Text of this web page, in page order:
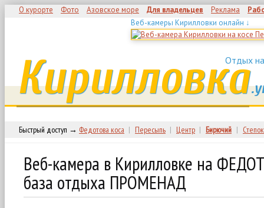
О курорте Фото Азовское море Для владельцев Реклама
Веб-камеры Кирилловки онлайн ↓
Отдых
Кирилловка
Быстрый доступ → Федотова коса | Пересыпь | Центр | Бирючий | Степок
Веб-камера в Кирилловке на
база отдыха ПРОМЕНАД